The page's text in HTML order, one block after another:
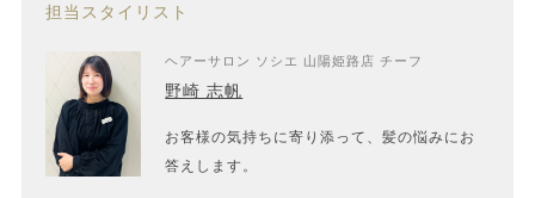
担当スタイリスト
ヘアーサロン ソシエ 山陽姫路店 チーフ
野崎 志帆
お客様の気持ちに寄り添って、髪の悩みにお
答えします。